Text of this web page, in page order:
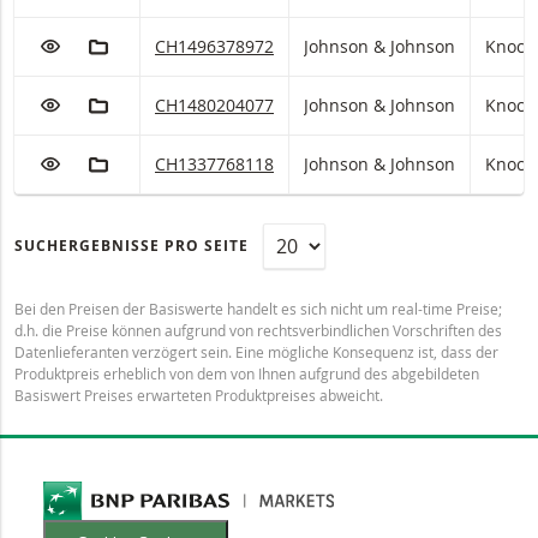
ZUR WATCHLIST HINZUFÜGEN
ZUM FIKTIVEN PORTFOLIO HINZUFÜGEN
Johnson & Johnson Knock-Out Warrant (open
CH1496378972 Johnson & Johnson
ZUR WATCHLIST HINZUFÜGEN
ZUM FIKTIVEN PORTFOLIO HINZUFÜGEN
Johnson & Johnson Knock-Out Warrant (open
CH1480204077 Johnson & Johnson
ZUR WATCHLIST HINZUFÜGEN
ZUM FIKTIVEN PORTFOLIO HINZUFÜGEN
Johnson & Johnson Knock-Out Warrant (open
CH1337768118 Johnson & Johnson
SUCHERGEBNISSE PRO SEITE
Bei den Preisen der Basiswerte handelt es sich nicht um real-time Preise;
d.h. die Preise können aufgrund von rechtsverbindlichen Vorschriften des
Datenlieferanten verzögert sein. Eine mögliche Konsequenz ist, dass der
Produktpreis erheblich von dem von Ihnen aufgrund des abgebildeten
Basiswert Preises erwarteten Produktpreises abweicht.